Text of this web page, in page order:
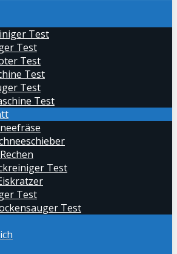
Test
Test
Test
Test
Test
Test
Test
Test
Test